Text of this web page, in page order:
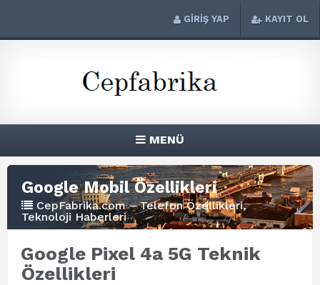
GİRİŞ YAP KAYIT OL
MENÜ
Google Mobil Özellikleri
CepFabrika.com – Telefon Özellikleri,
Teknoloji Haberleri
Google Pixel 4a 5G Teknik
Özellikleri